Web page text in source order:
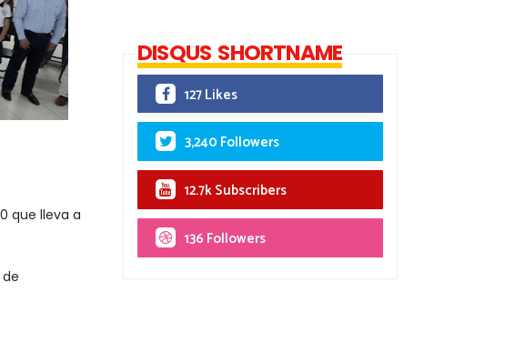
que lleva a
DISQUS SHORTNAME
127 Likes
3,240 Followers
12.7k Subscribers
136 Followers